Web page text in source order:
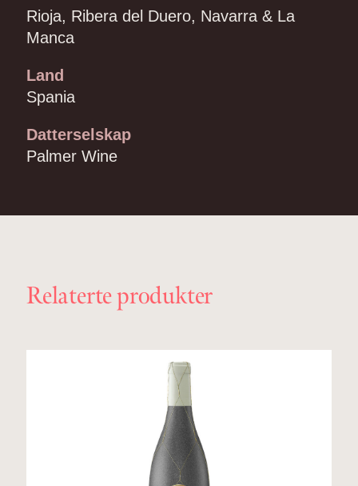
Rioja, Ribera del Duero, Navarra & La
Manca
Land
Spania
Datterselskap
Palmer Wine
Relaterte produkter